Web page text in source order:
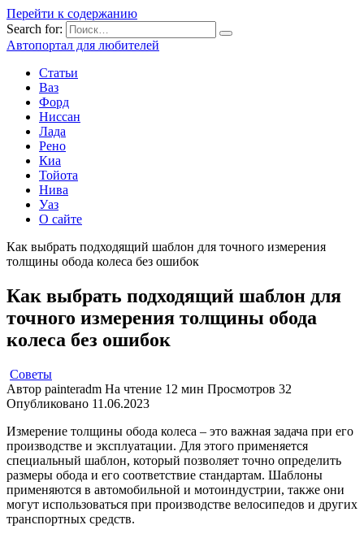
Перейти к содержанию
Search for:
Автопортал для любителей
Статьи
Ваз
Форд
Ниссан
Лада
Рено
Киа
Тойота
Нива
Уаз
О сайте
Как выбрать подходящий шаблон для точного измерения
толщины обода колеса без ошибок
Как выбрать подходящий шаблон для
точного измерения толщины обода
колеса без ошибок
Советы
Автор painteradm На чтение 12 мин Просмотров 32
Опубликовано 11.06.2023
Измерение толщины обода колеса – это важная задача при его
производстве и эксплуатации. Для этого применяется
специальный шаблон, который позволяет точно определить
размеры обода и его соответствие стандартам. Шаблоны
применяются в автомобильной и мотоиндустрии, также они
могут использоваться при производстве велосипедов и других
транспортных средств.